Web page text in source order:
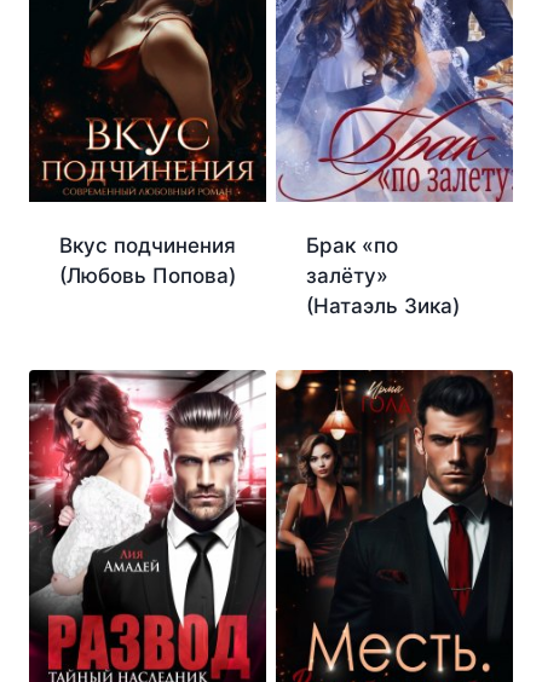
Вкус подчинения
(Любовь Попова)
Брак «по
залёту»
(Натаэль Зика)